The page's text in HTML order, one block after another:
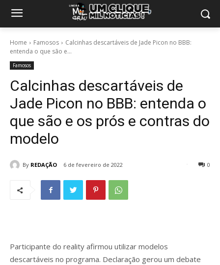
Home Famosos
Calcinhas descartáveis de Jade Picon no BBB:
entenda o que são e...
Famosos
Calcinhas descartáveis de
Jade Picon no BBB: entenda o
que são e os prós e contras do
modelo
By REDAÇÃO 6 de fevereiro de 2022 0
Participante do reality afirmou utilizar modelos
descartáveis no programa. Declaração gerou um debate